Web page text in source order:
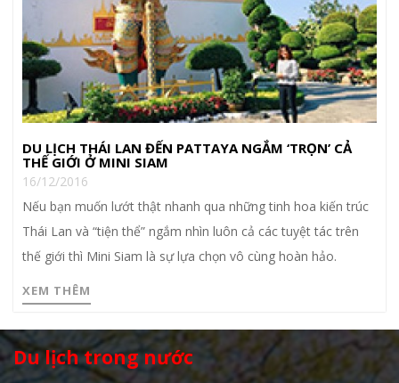
DU LỊCH THÁI LAN ĐẾN PATTAYA NGẮM ‘TRỌN’ CẢ
THẾ GIỚI Ở MINI SIAM
16/12/2016
Nếu bạn muốn lướt thật nhanh qua những tinh hoa kiến trúc
Thái Lan và “tiện thể” ngắm nhìn luôn cả các tuyệt tác trên
thế giới thì Mini Siam là sự lựa chọn vô cùng hoàn hảo.
XEM THÊM
Du lịch trong nước